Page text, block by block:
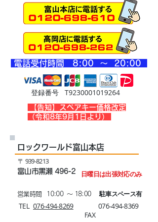
登録番号 T9230001019264
​電話受付時間 8:00 ～ 20:00
​【告知】スペアキー価格改定
（令和8年9月1日より）
ロックワールド富山本店
​〒 939-8213
富山市黒瀬 496-2 日曜日は出張対応のみ
営業時間 10:00 ～ 18:00 駐車スペース有
​TEL 076-494-8269​
FAX
076-494-8369